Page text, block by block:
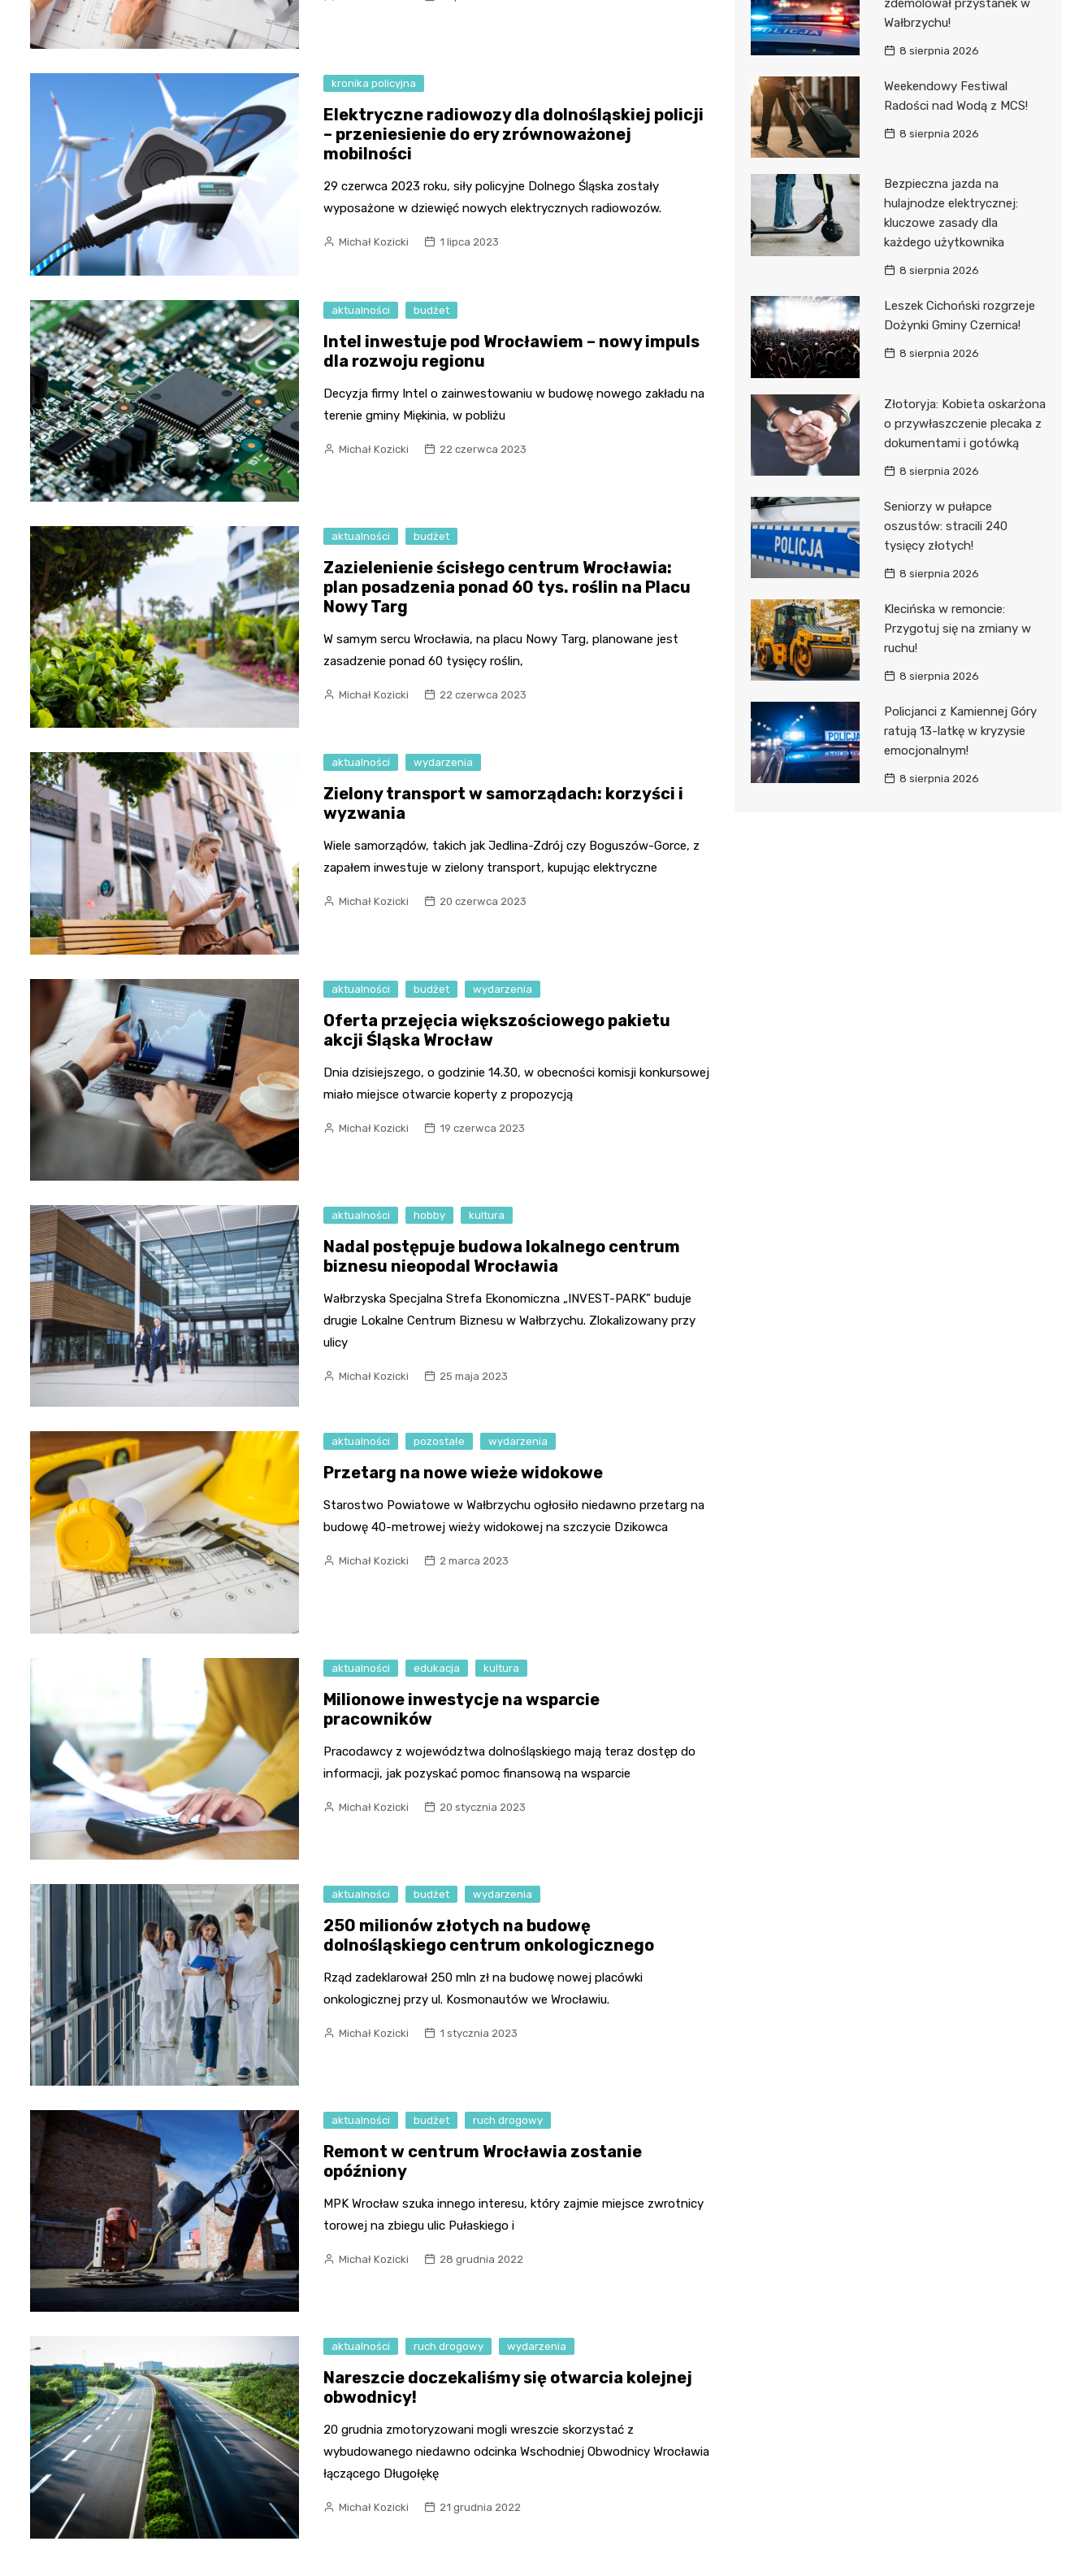
kronika policyjna
Elektryczne radiowozy dla dolnośląskiej policji
– przeniesienie do ery zrównoważonej
mobilności
29 czerwca 2023 roku, siły policyjne Dolnego Śląska zostały
wyposażone w dziewięć nowych elektrycznych radiowozów.
Michał Kozicki 1 lipca 2023
aktualności budżet
Intel inwestuje pod Wrocławiem – nowy impuls
dla rozwoju regionu
Decyzja firmy Intel o zainwestowaniu w budowę nowego zakładu na
terenie gminy Miękinia, w pobliżu
Michał Kozicki 22 czerwca 2023
aktualności budżet
Zazielenienie ścisłego centrum Wrocławia:
plan posadzenia ponad 60 tys. roślin na Placu
Nowy Targ
W samym sercu Wrocławia, na placu Nowy Targ, planowane jest
zasadzenie ponad 60 tysięcy roślin,
Michał Kozicki 22 czerwca 2023
aktualności wydarzenia
Zielony transport w samorządach: korzyści i
wyzwania
Wiele samorządów, takich jak Jedlina-Zdrój czy Boguszów-Gorce, z
zapałem inwestuje w zielony transport, kupując elektryczne
Michał Kozicki 20 czerwca 2023
aktualności budżet wydarzenia
Oferta przejęcia większościowego pakietu
akcji Śląska Wrocław
Dnia dzisiejszego, o godzinie 14.30, w obecności komisji konkursowej
miało miejsce otwarcie koperty z propozycją
Michał Kozicki 19 czerwca 2023
aktualności hobby kultura
Nadal postępuje budowa lokalnego centrum
biznesu nieopodal Wrocławia
Wałbrzyska Specjalna Strefa Ekonomiczna „INVEST-PARK” buduje
drugie Lokalne Centrum Biznesu w Wałbrzychu. Zlokalizowany przy
ulicy
Michał Kozicki 25 maja 2023
aktualności pozostałe wydarzenia
Przetarg na nowe wieże widokowe
Starostwo Powiatowe w Wałbrzychu ogłosiło niedawno przetarg na
budowę 40-metrowej wieży widokowej na szczycie Dzikowca
Michał Kozicki 2 marca 2023
aktualności edukacja kultura
Milionowe inwestycje na wsparcie
pracowników
Pracodawcy z województwa dolnośląskiego mają teraz dostęp do
informacji, jak pozyskać pomoc finansową na wsparcie
Michał Kozicki 20 stycznia 2023
aktualności budżet wydarzenia
250 milionów złotych na budowę
dolnośląskiego centrum onkologicznego
Rząd zadeklarował 250 mln zł na budowę nowej placówki
onkologicznej przy ul. Kosmonautów we Wrocławiu.
Michał Kozicki 1 stycznia 2023
aktualności budżet ruch drogowy
Remont w centrum Wrocławia zostanie
opóźniony
MPK Wrocław szuka innego interesu, który zajmie miejsce zwrotnicy
torowej na zbiegu ulic Pułaskiego i
Michał Kozicki 28 grudnia 2022
aktualności ruch drogowy wydarzenia
Nareszcie doczekaliśmy się otwarcia kolejnej
obwodnicy!
20 grudnia zmotoryzowani mogli wreszcie skorzystać z
wybudowanego niedawno odcinka Wschodniej Obwodnicy Wrocławia
łączącego Długołękę
Michał Kozicki 21 grudnia 2022
zdemolował przystanek w
Wałbrzychu!
8 sierpnia 2026
Weekendowy Festiwal
Radości nad Wodą z MCS!
8 sierpnia 2026
Bezpieczna jazda na
hulajnodze elektrycznej:
kluczowe zasady dla
każdego użytkownika
8 sierpnia 2026
Leszek Cichoński rozgrzeje
Dożynki Gminy Czernica!
8 sierpnia 2026
Złotoryja: Kobieta oskarżona
o przywłaszczenie plecaka z
dokumentami i gotówką
8 sierpnia 2026
Seniorzy w pułapce
oszustów: stracili 240
tysięcy złotych!
8 sierpnia 2026
Klecińska w remoncie:
Przygotuj się na zmiany w
ruchu!
8 sierpnia 2026
Policjanci z Kamiennej Góry
ratują 13-latkę w kryzysie
emocjonalnym!
8 sierpnia 2026